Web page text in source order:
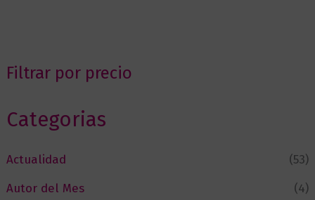
Filtrar por precio
Categorias
Actualidad
(53)
Autor del Mes
(4)